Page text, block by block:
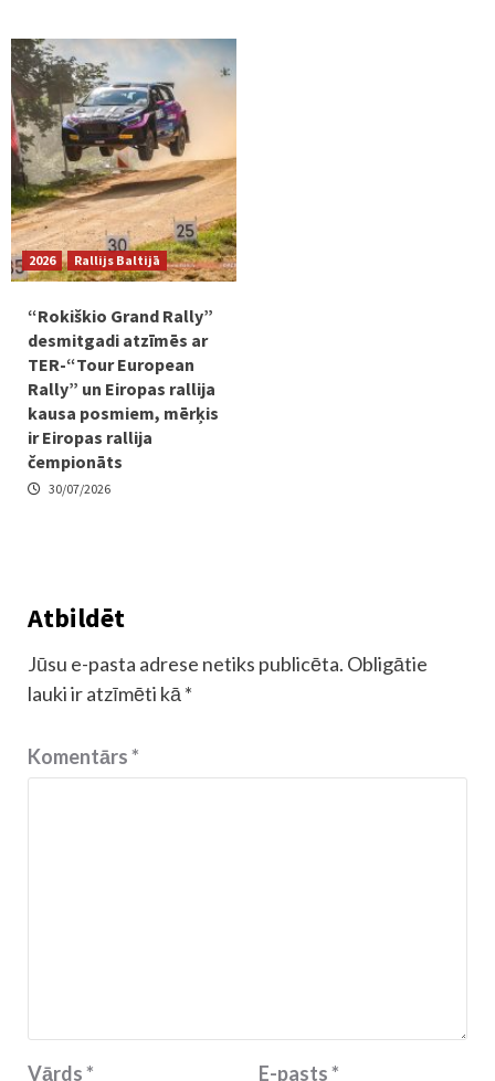
2026 Rallijs Baltijā
“Rokiškio Grand Rally”
desmitgadi atzīmēs ar
TER-“Tour European
Rally” un Eiropas rallija
kausa posmiem, mērķis
ir Eiropas rallija
čempionāts
30/07/2026
Atbildēt
Jūsu e-pasta adrese netiks publicēta. Obligātie
lauki ir atzīmēti kā *
Komentārs*
Vārds* E-pasts*